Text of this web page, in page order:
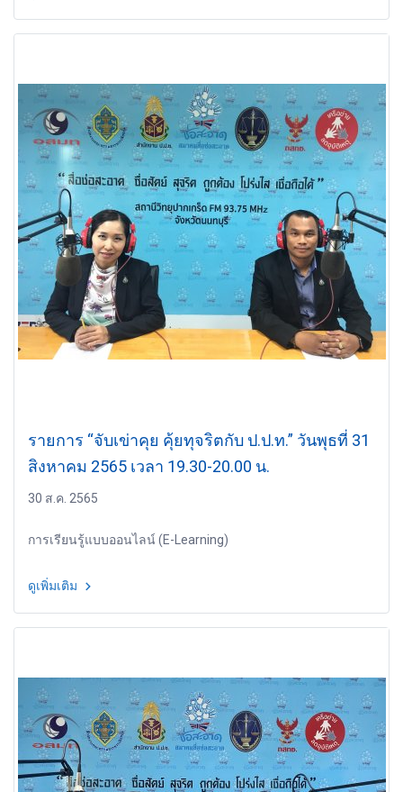
รายการ “จับเข่าคุย คุ้ยทุจริตกับ ป.ป.ท.” วันพุธที่ 31
สิงหาคม 2565 เวลา 19.30-20.00 น.
30 ส.ค. 2565
การเรียนรู้แบบออนไลน์ (E-Learning)
ดูเพิ่มเติม